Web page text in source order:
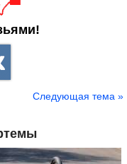
Следующая тема »